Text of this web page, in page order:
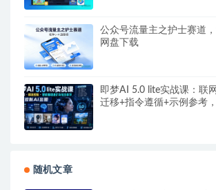
公众号流量主之护士赛道
网盘下载
即梦AI 5.0 lite实战课：联
迁移+指令遵循+示例参考
随机文章